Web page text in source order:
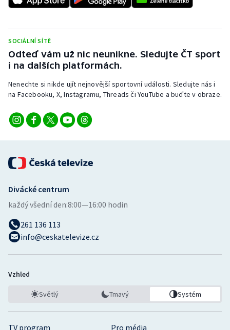
SOCIÁLNÍ SÍTĚ
Odteď vám už nic neunikne. Sledujte ČT sport
i na dalších platformách.
Nenechte si nikde ujít nejnovější sportovní události. Sledujte nás i
na Facebooku, X, Instagramu, Threads či YouTube a buďte v obraze.
TV program Pro média
Divácké centrum
každý všední den:8:00—16:00 hodin
261 136 113
info@ceskatelevize.cz
Vzhled
Světlý Tmavý Systém